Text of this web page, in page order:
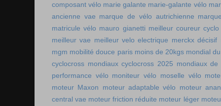
composant vélo marie galante marie-galante vélo
ancienne vae marque de vélo autrichienne
matricule vélo mauro gianetti meilleur coureur
meilleur vae meilleur velo electrique merckx décisif
mgm mobilité douce paris moins de 20kgs mondial
cyclocross mondiaux cyclocross 2025 mondiaux de
performance vélo moniteur vélo moselle vélo
moteur Maxon
moteur adaptable vélo
moteur
central vae moteur friction réduite moteur léger